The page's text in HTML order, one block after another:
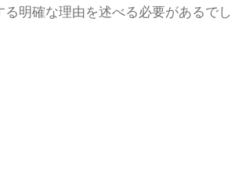
明確な理由を述べる必要があるでし